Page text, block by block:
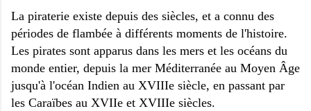
La piraterie existe depuis des siècles, et a connu des
périodes de flambée à différents moments de l'histoire.
Les pirates sont apparus dans les mers et les océans du
monde entier, depuis la mer Méditerranée au Moyen Âge
jusqu'à l'océan Indien au XVIIIe siècle, en passant par
les Caraïbes au XVIIe et XVIIIe siècles.